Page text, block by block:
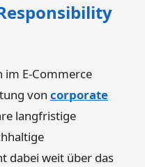
E-Commerce
von corporate
langfristige
dabei weit über das